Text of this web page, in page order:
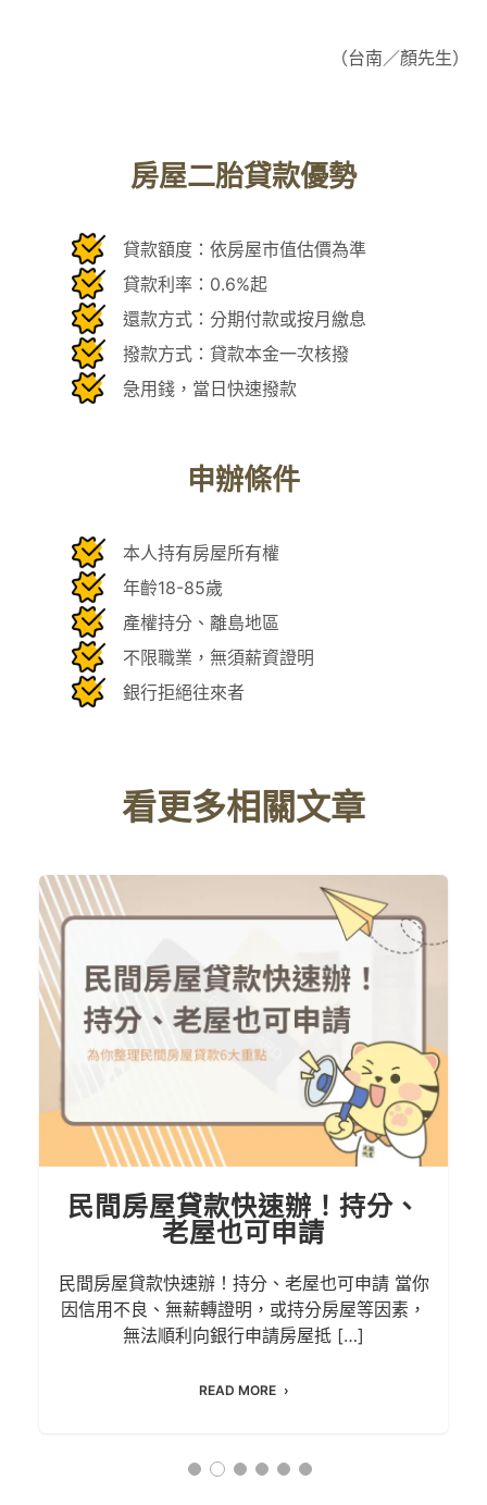
（台南／顏先生）
房屋二胎貸款優勢
貸款額度：依房屋市值估價為準
貸款利率：0.6%起
還款方式：分期付款或按月繳息
撥款方式：貸款本金一次核撥
急用錢，當日快速撥款
申辦條件
本人持有房屋所有權
年齡18-85歲
產權持分、離島地區
不限職業，無須薪資證明
銀行拒絕往來者
看更多相關文章
民間房屋貸款快速辦！持分、
老屋也可申請
民間房屋貸款快速辦！持分、老屋也可申請 當你
因信用不良、無薪轉證明，或持分房屋等因素，
無法順利向銀行申請房屋抵 […]
READ MORE